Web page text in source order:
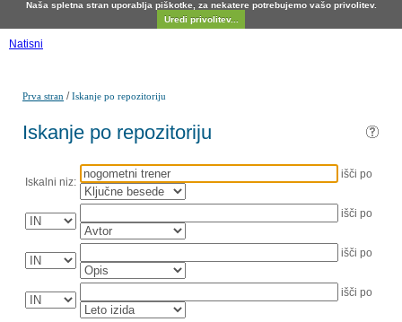
Naša spletna stran uporablja piškotke, za nekatere potrebujemo vašo privolitev.
Uredi privolitev...
Natisni
Prva stran /Iskanje po repozitoriju
Iskanje po repozitoriju
Iskalni niz:
išči po
išči po
išči po
išči po